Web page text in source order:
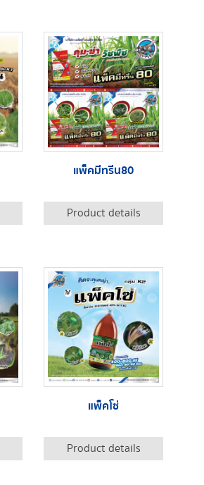
แพ็คมีทรีน80
Product details
แพ็คโซ่
Product details